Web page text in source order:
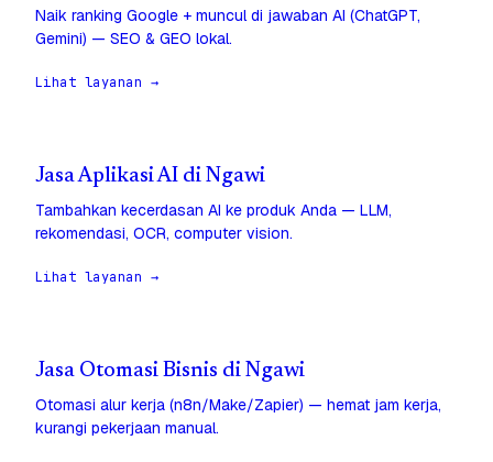
Naik ranking Google + muncul di jawaban AI (ChatGPT,
Gemini) — SEO & GEO lokal.
Lihat layanan →
Jasa Aplikasi AI di Ngawi
Tambahkan kecerdasan AI ke produk Anda — LLM,
rekomendasi, OCR, computer vision.
Lihat layanan →
Jasa Otomasi Bisnis di Ngawi
Otomasi alur kerja (n8n/Make/Zapier) — hemat jam kerja,
kurangi pekerjaan manual.